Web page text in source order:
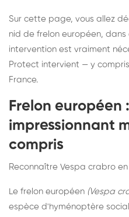
Sur cette page, vous allez
nid de frelon européen, dans
intervention est vraiment
Protect intervient — y
France.
Frelon européen
impressionnant
compris
Reconnaître Vespa crabro
Le frelon européen (Vespa
espèce d'hyménoptère